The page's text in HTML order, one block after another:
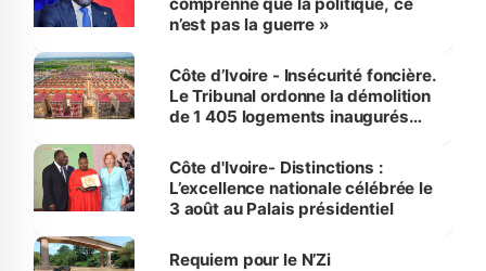
n’est pas la guerre »
Côte d’Ivoire - Insécurité foncière.
Le Tribunal ordonne la démolition
de 1 405 logements inaugurés
Bassam
Côte d'Ivoire- Distinctions :
L’excellence nationale célébrée le
3 août au Palais présidentiel
Requiem pour le N’Zi